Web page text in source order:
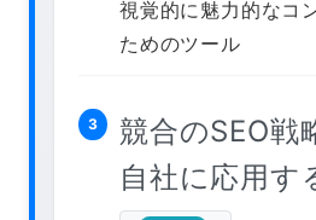
視覚的に魅力的なコ
ためのツール
3
競合のSEO戦
自社に応用す